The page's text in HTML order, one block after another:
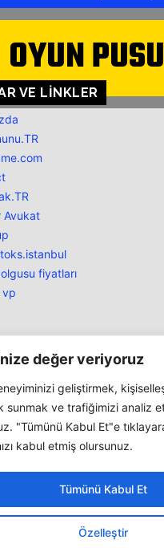
değer veriyoruz
geliştirmek,
sunmak ve trafiğimizi analiz
"Tümünü Kabul Et"e
kabul etmiş olursunuz.
Özelleştir
Tümünü Kabul Et
OYUN
VE LINKLER
Avukat
fiyatları
vp